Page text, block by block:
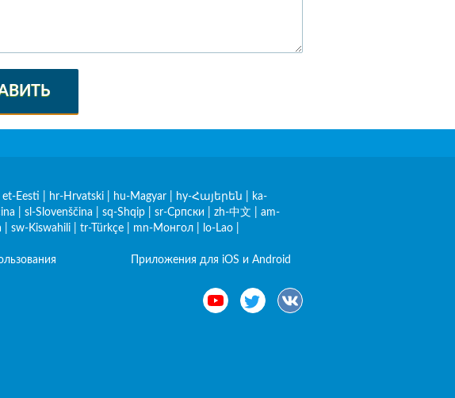
et-Eesti hr-Hrvatski hu-Magyar hy-Հայերեն
ka-
sl-Slovenščina sq-Shqip sr-Српски zh-中文
am-
sw-Kiswahili tr-Türkçe mn-Монгол lo-Lao
Приложения для iOS и Android